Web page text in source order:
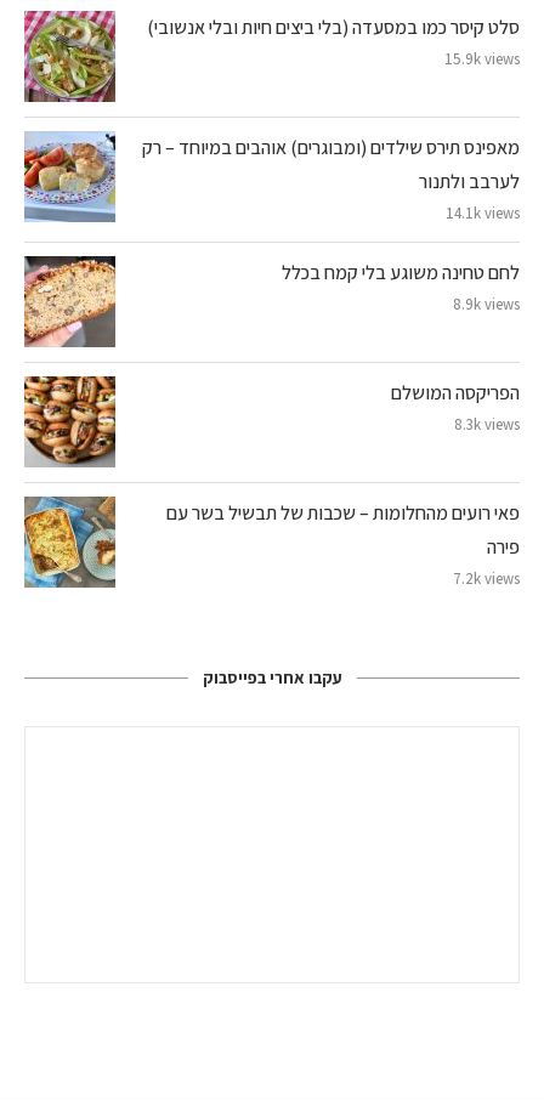
סלט קיסר כמו במסעדה (בלי ביצים חיות ובלי אנשובי)
15.9k views
מאפינס תירס שילדים (ומבוגרים) אוהבים במיוחד – רק
לערבב ולתנור
14.1k views
לחם טחינה משוגע בלי קמח בכלל
8.9k views
הפריקסה המושלם
8.3k views
פאי רועים מהחלומות – שכבות של תבשיל בשר עם
פירה
7.2k views
עקבו אחרי בפייסבוק